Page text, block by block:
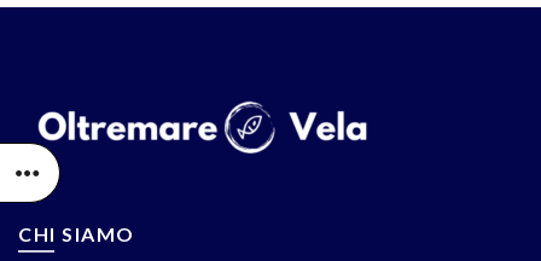
CHI SIAMO